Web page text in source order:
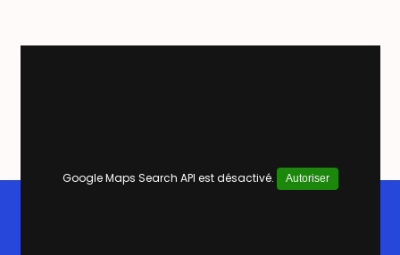
Google Maps Search API est désactivé. Autoriser